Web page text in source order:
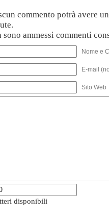
commento potrà avere
sono ammessi commenti
Nome e
E-mail
Sito Web
disponibili